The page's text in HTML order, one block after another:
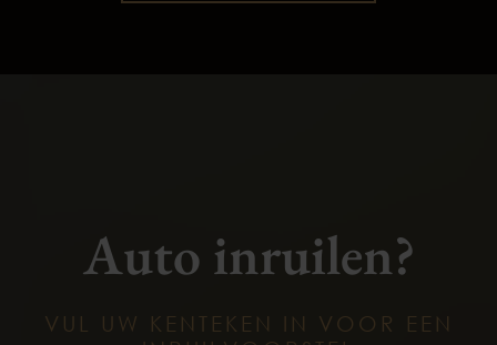
Auto inruilen?
VUL UW KENTEKEN IN VOOR EEN